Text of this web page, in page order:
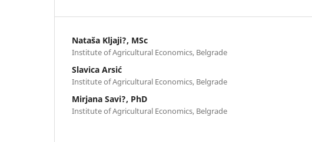
Nataša Kljaji?, MSc
Institute of Agricultural Economics, Belgrade
Slavica Arsić
Institute of Agricultural Economics, Belgrade
Mirjana Savi?, PhD
Institute of Agricultural Economics, Belgrade